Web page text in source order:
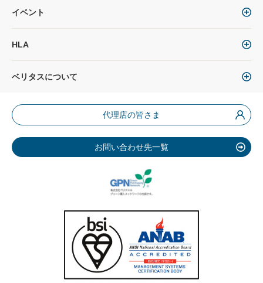
イベント
HLA
ベリタスについて
代理店の皆さま
お問い合わせ先一覧